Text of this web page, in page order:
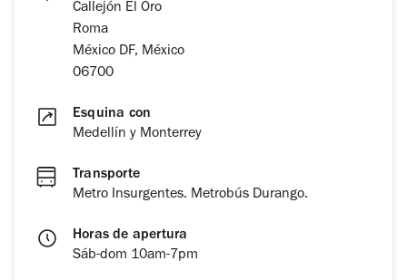
Callejón El Oro
Roma
México DF, México
06700
Esquina con
Medellín y Monterrey
Transporte
Metro Insurgentes. Metrobús Durango.
Horas de apertura
Sáb-dom 10am-7pm